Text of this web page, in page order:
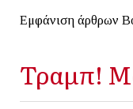
Εμφάνιση άρθρων
Τραμπ!